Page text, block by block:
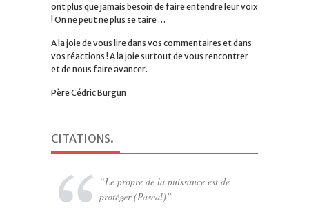
ont plus que jamais besoin de faire entendre leur voix
! On ne peut ne plus se taire …
A la joie de vous lire dans vos commentaires et dans
vos réactions ! A la joie surtout de vous rencontrer
et de nous faire avancer.
Père Cédric Burgun
CITATIONS.
Le propre de la puissance est de
protéger (Pascal)
Tant qu’un homme n’a pas découvert
quelque chose pour lequel il serait prêt